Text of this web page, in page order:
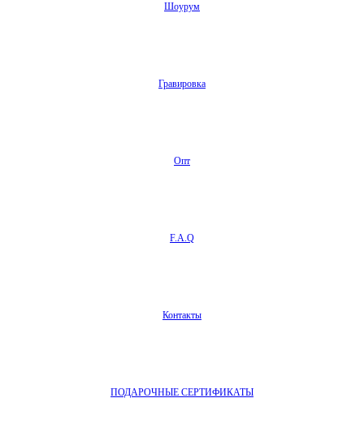
Шоурум
Гравировка
Опт
F.A.Q
Контакты
ПОДАРОЧНЫЕ СЕРТИФИКАТЫ